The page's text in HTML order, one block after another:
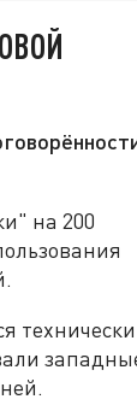
на 200